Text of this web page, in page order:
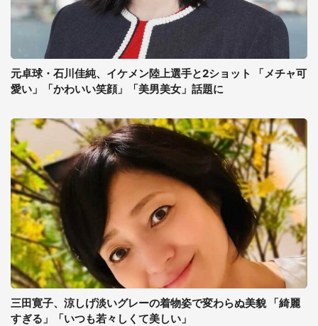
元卓球・石川佳純、イケメン陸上選手と2ショット 「メチャ可
愛い」「かわいい笑顔」「美男美女」話題に
三田寛子、涼しげ淡いグレーの着物姿で変わらぬ美貌 「綺麗
すぎる」「いつも若々しくて美しい」